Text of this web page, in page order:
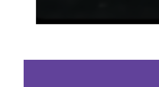
Les
au